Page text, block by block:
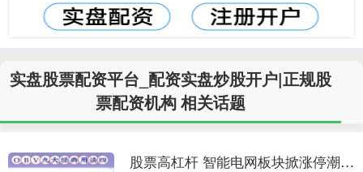
实盘股票配资平台_配资实盘炒股开户|正规股
票配资机构 相关话题
股票高杠杆 智能电网板块掀涨停潮，1年诞生48只翻倍股